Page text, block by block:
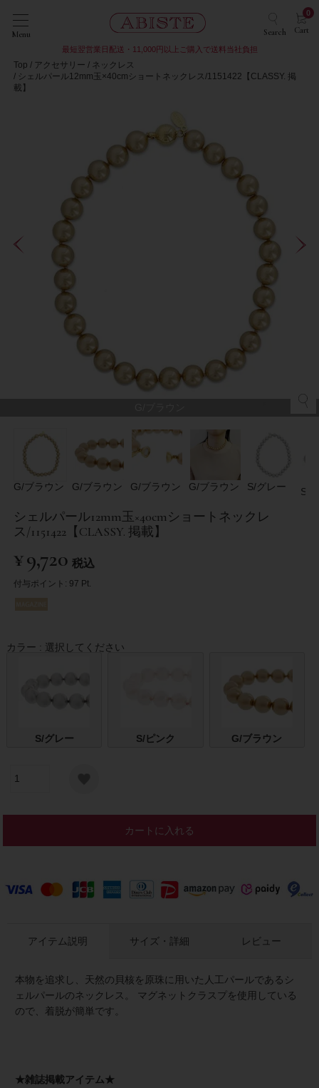
Menu Search Cart
0
最短翌営業日配送・11,000円以上ご購入で送料当社負担
Top アクセサリー
ネックレス
シェルパール12mm玉×40cmショートネックレス/1151422【CLASSY. 掲
載】
G/ブラウン G/ブラウン G/ブラウン G/ブラウン S/グレー S/
シェルパール12mm玉×40cmショートネックレ
ス/1151422【CLASSY. 掲載】
¥9,720 税込
付与ポイント: 97 Pt.
カラー 選択してください
S/グレー S/ピンク G/ブラウン
カートに入れる
アイテム説明
本物を追求し、天然の貝核を原珠に用いた人工パールであるシ
ェルパールのネックレス。 マグネットクラスプを使用している
ので、着脱が簡単です。
★雑誌掲載アイテム★
サイズ・詳細 レビュー